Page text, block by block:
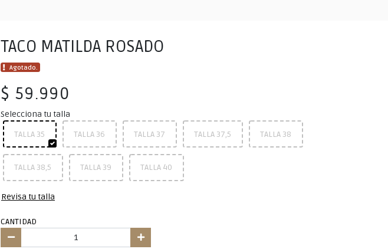
TACO MATILDA ROSADO
Agotado.
$ 59.990
Selecciona tu talla
TALLA 35
TALLA 36 TALLA 37 TALLA 37,5 TALLA 38
TALLA 38,5 TALLA 39 TALLA 40
Revisa tu talla
CANTIDAD